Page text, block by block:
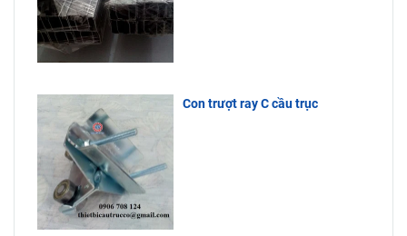
Con trượt ray C cầu trục